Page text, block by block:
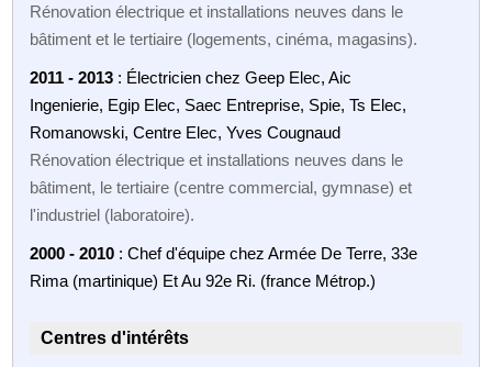
Rénovation électrique et installations neuves dans le
bâtiment et le tertiaire (logements, cinéma, magasins).
2011 - 2013 : Électricien chez Geep Elec, Aic
Ingenierie, Egip Elec, Saec Entreprise, Spie, Ts Elec,
Romanowski, Centre Elec, Yves Cougnaud
Rénovation électrique et installations neuves dans le
bâtiment, le tertiaire (centre commercial, gymnase) et
l'industriel (laboratoire).
2000 - 2010 : Chef d'équipe chez Armée De Terre, 33e
Rima (martinique) Et Au 92e Ri. (france Métrop.)
Centres d'intérêts